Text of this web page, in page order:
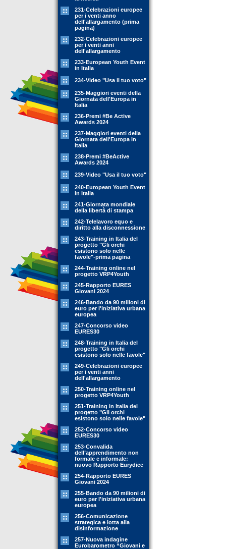
231-Celebrazioni europee
per i venti anno
dell'allargamento (prima
pagina)
232-Celebrazioni europee
per i venti anni
dell'allargamento
233-European Youth Event
in Italia
234-Video "Usa il tuo voto"
235-Maggiori eventi della
Giornata dell'Europa in
Italia
236-Premi #Be Active
Awards 2024
237-Maggiori eventi della
Giornata dell'Europa in
Italia
238-Premi #BeActive
Awards 2024
239-Video "Usa il tuo voto"
240-European Youth Event
in Italia
241-Giornata mondiale
della libertà di stampa
242-Telelavoro equo e
diritto alla disconnessione
243-Training in Italia del
progetto "Gli orchi
esistono solo nelle
favole"-prima pagina
244-Training online nel
progetto VRP4Youth
245-Rapporto EURES
Giovani 2024
246-Bando da 90 milioni di
euro per l'iniziativa urbana
europea
247-Concorso video
EURES30
248-Training in Italia del
progetto "Gli orchi
esistono solo nelle favole"
249-Celebrazioni europee
per i venti anni
dell'allargamento
250-Training online nel
progetto VRP4Youth
251-Training in Italia del
progetto "Gli orchi
esistono solo nelle favole"
252-Concorso video
EURES30
253-Convalida
dell’apprendimento non
formale e informale:
nuovo Rapporto Eurydice
254-Rapporto EURES
Giovani 2024
255-Bando da 90 milioni di
euro per l'iniziativa urbana
europea
256-Comunicazione
strategica e lotta alla
disinformazione
257-Nuova indagine
Eurobarometro “Giovani e